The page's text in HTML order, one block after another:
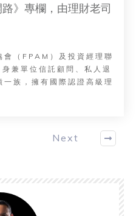
》專欄，由理財老司
會（FPAM）及投資經理聯
兼單位信託顧問、私人退
族，擁有國際認證高級理
Next